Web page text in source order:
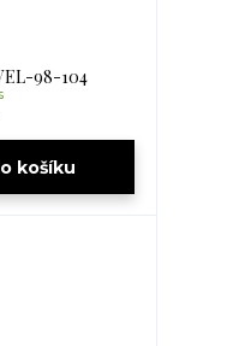
98-104
košíku